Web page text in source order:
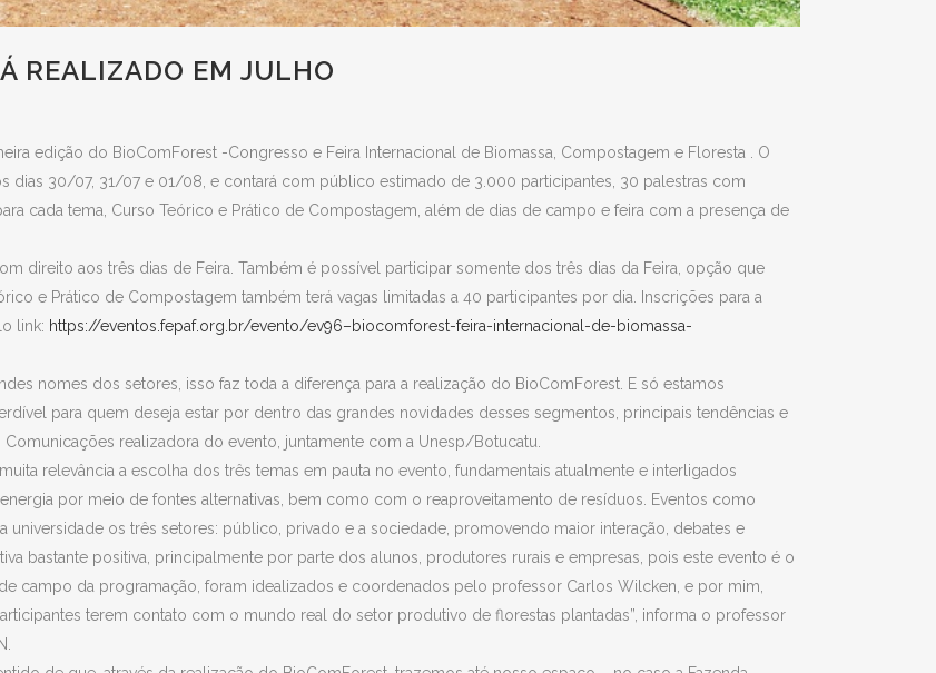
REALIZADO EM JULHO
edição do BioComForest -Congresso e Feira Internacional de Biomassa, Compostagem e Floresta . O
dias 30/07, 31/07 e 01/08, e contará com público estimado de 3.000 participantes, 30 palestras com
cada tema, Curso Teórico e Prático de Compostagem, além de dias de campo e feira com a presença de
direito aos três dias de Feira. Também é possível participar somente dos três dias da Feira, opção que
e Prático de Compostagem também terá vagas limitadas a 40 participantes por dia. Inscrições para a
link: https://eventos.fepaf.org.br/evento/ev96–biocomforest-feira-internacional-de-biomassa-
nomes dos setores, isso faz toda a diferença para a realização do BioComForest. E só estamos
para quem deseja estar por dentro das grandes novidades desses segmentos, principais tendências e
realizadora do evento, juntamente com a Unesp/Botucatu.
relevância a escolha dos três temas em pauta no evento, fundamentais atualmente e interligados
por meio de fontes alternativas, bem como com o reaproveitamento de resíduos. Eventos como
os três setores: público, privado e a sociedade, promovendo maior interação, debates e
bastante positiva, principalmente por parte dos alunos, produtores rurais e empresas, pois este evento é o
campo da programação, foram idealizados e coordenados pelo professor Carlos Wilcken, e por mim,
terem contato com o mundo real do setor produtivo de florestas plantadas”, informa o professor